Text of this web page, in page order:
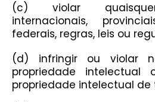
(c) violar
internacionais,
federais, regras, leis ou
(d) infringir ou violar
propriedade
propriedade intelectual de